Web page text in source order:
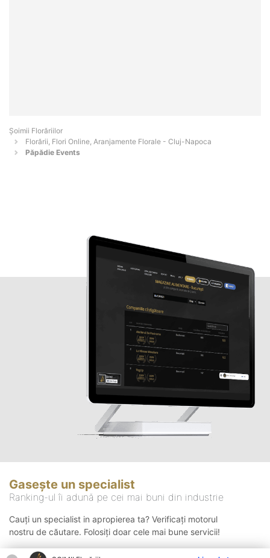
Șoimii Florăriilor
Florării, Flori Online, Aranjamente Florale - Cluj-Napoca
Păpădie Events
Gasește un specialist
Ranking-ul îi adună pe cei mai buni din industrie
Cauți un specialist in apropierea ta? Verificați motorul
nostru de căutare. Folosiți doar cele mai bune servicii!